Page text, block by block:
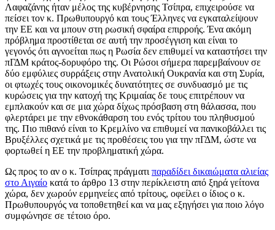
Λαφαζάνης ήταν μέλος της κυβέρνησης Τσίπρα, επιχειρούσε να
πείσει τον κ. Πρωθυπουργό και τους Έλληνες να εγκαταλείψουν
την ΕΕ και να μπουν στη ρωσική σφαίρα επιρροής. Ένα ακόμη
πρόβλημα προστίθεται σε αυτή την προσέγγιση και είναι το
γεγονός ότι αγνοείται πως η Ρωσία δεν επιθυμεί να καταστήσει την
πΓΔΜ κράτος-δορυφόρο της. Οι Ρώσοι σήμερα παρεμβαίνουν σε
δύο εμφύλιες συρράξεις στην Ανατολική Ουκρανία και στη Συρία,
οι φτωχές τους οικονομικές δυνατότητες σε συνδυασμό με τις
κυρώσεις για την κατοχή της Κριμαίας δε τους επιτρέπουν να
εμπλακούν και σε μια χώρα δίχως πρόσβαση στη θάλασσα, που
φλερτάρει με την εθνοκάθαρση του ενός τρίτου του πληθυσμού
της. Πιο πιθανό είναι το Κρεμλίνο να επιθυμεί να πανικοβάλλει τις
Βρυξέλλες σχετικά με τις προθέσεις του για την πΓΔΜ, ώστε να
φορτωθεί η ΕΕ την προβληματική χώρα.
Ως προς το αν ο κ. Τσίπρας πράγματι παραδίδει δικαιώματα αλιείας
στο Αιγαίο κατά το άρθρο 13 στην περίκλειστη από ξηρά γείτονα
χώρα, δεν χωρούν ερμηνείες από τρίτους, οφείλει ο ίδιος ο κ.
Πρωθυπουργός να τοποθετηθεί και να μας εξηγήσει για ποιο λόγο
συμφώνησε σε τέτοιο όρο.